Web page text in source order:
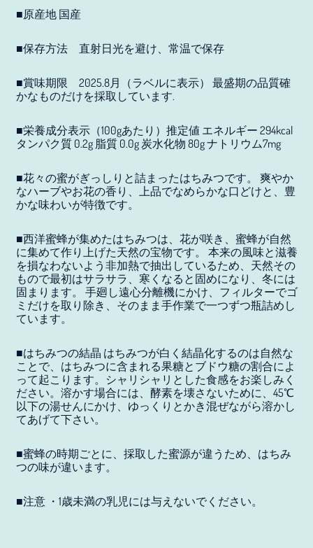
■原産地 国産
■保存方法 直射日光を避け、常温で保存
■賞味期限 2025.8月（ラベルに表示） 最盛期の品質確
かなものだけを採取しています.
■栄養成分表示（100gあたり）推定値 エネルギー 294kcal
タンパク質 0.2g 脂質 0.0g 炭水化物 80g ナトリウム7mg
■花々の蜜がぎっしりと詰まったはちみつです。 爽やか
なハーブやお花の香り、上品でなめらかな口どけと、豊
かな味わいが特徴です。
■西洋蜜蜂が集めたはちみつは、花が咲き、蜜蜂が自然
に集めて作り上げた天然の宝物です。 本来の風味と滋養
を損なわないよう非加熱で抽出しているため、天然その
もので最初はサラサラ、寒くなると固めになり、冬には
固まります。 手廻し遠心分離機にかけ、フィルターでゴ
ミだけを取り除き、そのまま手作業で一つずつ瓶詰めし
ています。
■はちみつの結晶 はちみつが白く結晶化するのは自然な
ことで、はちみつに含まれる果糖とブドウ糖の割合によ
って起こります。シャリシャリとした食感をお楽しみく
ださい。溶かす場合には、酵素を壊さないために、45℃
以下の湯せんにかけ、ゆっくりとかき混ぜながら溶かし
てあげて下さい。
■蜜蜂の時期ごとに、採取した蜜源が違うため、はちみ
つの味が違います。
■注意 ・1歳未満の乳児には与えないでください。
アルゼンチン (JPY ¥)
アルバ (JPY ¥)
アルメニア (JPY ¥)
アンギラ (JPY ¥)
アンゴラ (JPY ¥)
アンティグア・バーブ
ーダ (JPY ¥)
アンドラ (JPY ¥)
イエメン (JPY ¥)
イギリス (JPY ¥)
イスラエル (JPY ¥)
イタリア (JPY ¥)
インド (JPY ¥)
インドネシア (JPY ¥)
ウォリス・フツナ (JPY
ウガンダ (JPY ¥)
ウズベキスタン (JPY ¥)